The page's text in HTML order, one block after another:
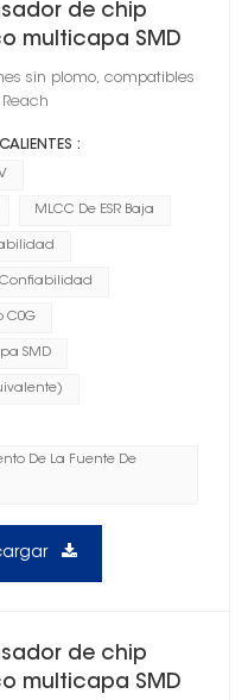
de chip
multicapa SMD
sin plomo, compatibles
Reach
:
MLCC De ESR Baja
C0G
SMD
De La Fuente De
de chip
multicapa SMD